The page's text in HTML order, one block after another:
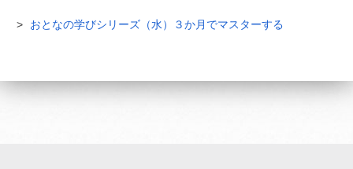
おとなの学びシリーズ（水）３か月でマスターする